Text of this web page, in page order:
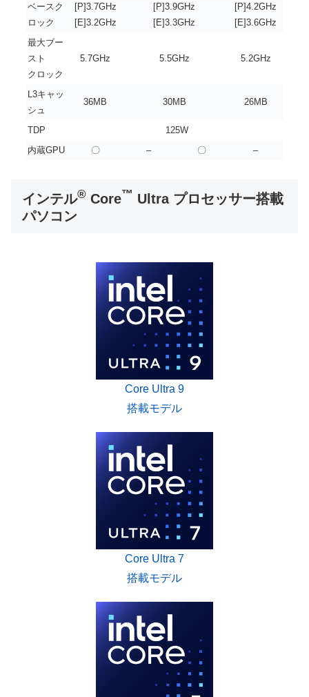
ベースク
ロック
[P]3.7GHz
[E]3.2GHz
[P]3.9GHz
[E]3.3GHz
[P]4.2GHz
[E]3.6GHz
最大ブー
スト
クロック
5.7GHz 5.5GHz 5.2GHz
L3キャッ
シュ
36MB 30MB 26MB
TDP
125W
内蔵GPU
〇 – 〇 –
インテル® Core™ Ultra プロセッサー搭載
パソコン
Core Ultra 9
搭載モデル
Core Ultra 7
搭載モデル